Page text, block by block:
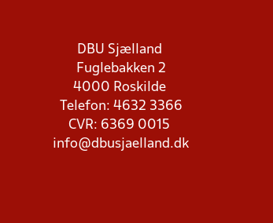
DBU Sjælland
Fuglebakken 2
4000 Roskilde
Telefon: 4632 3366
CVR: 6369 0015
info@dbusjaelland.dk